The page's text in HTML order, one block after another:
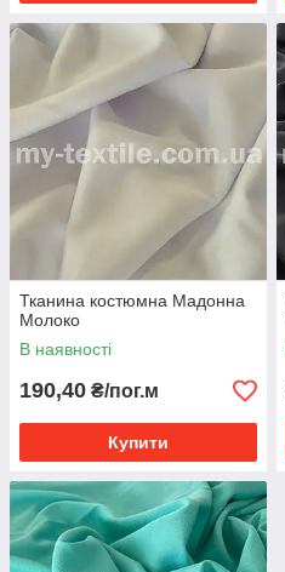
Тканина костюмна Мадонна
Молоко
В наявності
190,40 ₴/пог.м
Купити